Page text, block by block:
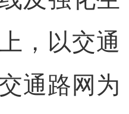
，以交通
通路网为